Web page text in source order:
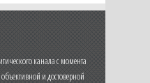
канала с момента
и достоверной